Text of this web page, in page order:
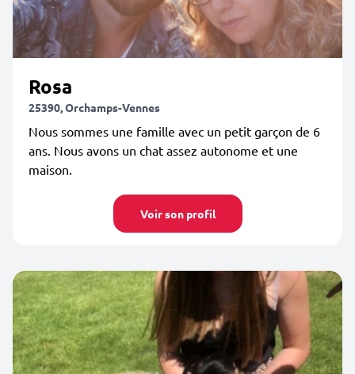
Rosa
25390, Orchamps-Vennes
Nous sommes une famille avec un petit garçon de 6
ans. Nous avons un chat assez autonome et une
maison.
Voir son profil